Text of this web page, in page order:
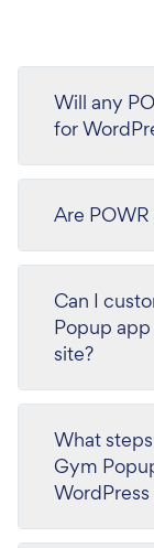
Will any
for
Are
Can I
Popup
site?
What
Gym
WordPress